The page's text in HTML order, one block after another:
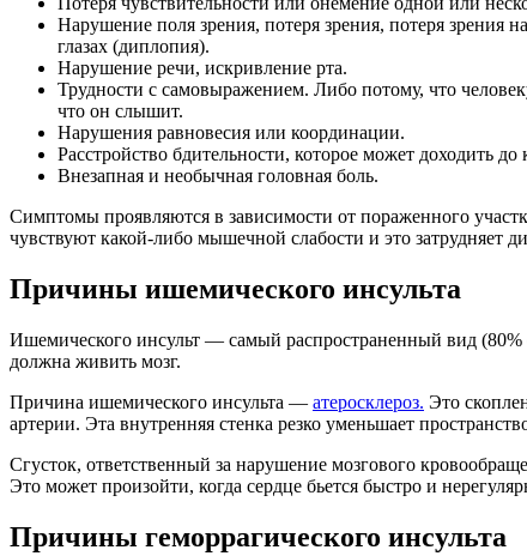
Нарушение поля зрения, потеря зрения, потеря зрения
глазах (диплопия).
Нарушение речи, искривление рта.
Трудности с самовыражением. Либо потому, что
что он слышит.
Нарушения равновесия или координации.
Расстройство бдительности, которое может доходить до
Внезапная и необычная головная боль.
Симптомы проявляются в зависимости от пораженного
чувствуют какой-либо мышечной слабости и это затрудняет
Причины ишемического инсульта
Ишемического инсульт — самый распространенный вид (80%
должна живить мозг.
Причина ишемического инсульта — атеросклероз. Это
артерии. Эта внутренняя стенка резко уменьшает
Сгусток, ответственный за нарушение мозгового
Это может произойти, когда сердце бьется быстро и
Причины геморрагического инсульта